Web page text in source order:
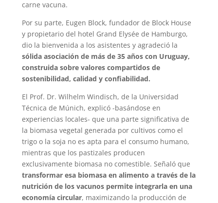
carne vacuna.
Por su parte, Eugen Block, fundador de Block House
y propietario del hotel Grand Elysée de Hamburgo,
dio la bienvenida a los asistentes y agradeció la
sólida asociación de más de 35 años con Uruguay,
construida sobre valores compartidos de
sostenibilidad, calidad y confiabilidad.
El Prof. Dr. Wilhelm Windisch, de la Universidad
Técnica de Múnich, explicó -basándose en
experiencias locales- que una parte significativa de
la biomasa vegetal generada por cultivos como el
trigo o la soja no es apta para el consumo humano,
mientras que los pastizales producen
exclusivamente biomasa no comestible. Señaló que
transformar esa biomasa en alimento a través de la
nutrición de los vacunos permite integrarla en una
economía circular, maximizando la producción de